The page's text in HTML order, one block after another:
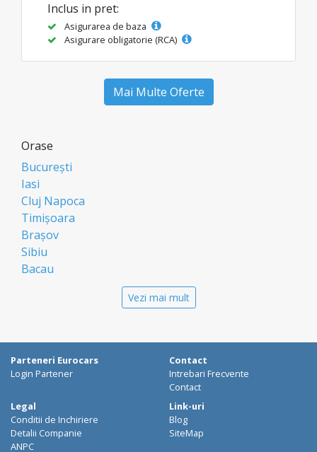
Inclus in pret:
Asigurarea de baza
Asigurare obligatorie (RCA)
Mai Multe Oferte
Orase
București
Iasi
Cluj Napoca
Timișoara
Brașov
Sibiu
Bacau
Galati
Suceava
Focșani
Targoviste
Ploiesti
Vezi mai mult
Parteneri Eurocars
Login Partener
Contact
Intrebari Frecvente
Contact
Legal
Conditii de Inchiriere
Detalii Companie
ANPC
Link-uri
Blog
SiteMap